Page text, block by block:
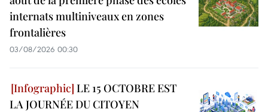
internats multiniveaux en zones
frontalières
03/08/2026 00:30
LE 15 OCTOBRE EST
LA JOURNÉE DU CITOYEN